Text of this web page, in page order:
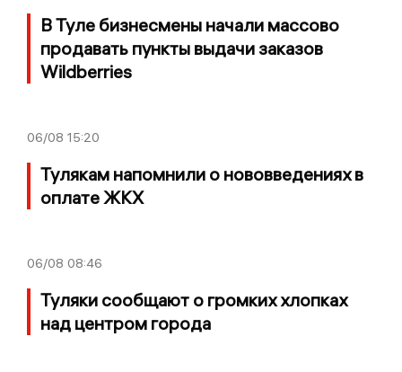
В Туле бизнесмены начали массово
продавать пункты выдачи заказов
Wildberries
06/08 15:20
Тулякам напомнили о нововведениях в
оплате ЖКХ
06/08 08:46
Туляки сообщают о громких хлопках
над центром города